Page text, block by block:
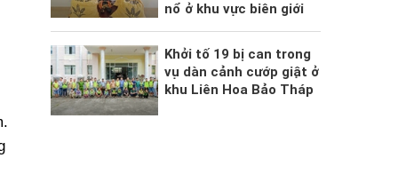
nổ ở khu vực biên giới
Khởi tố 19 bị can trong
vụ dàn cảnh cướp giật ở
khu Liên Hoa Bảo Tháp